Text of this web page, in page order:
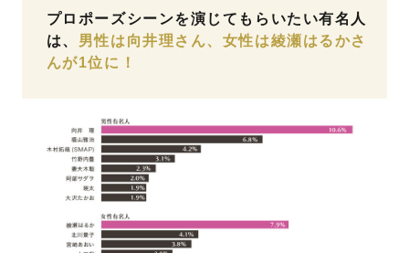
プロポーズシーンを演じてもらいたい有名人
は、 男性は向井理さん、女性は綾瀬はるかさ
んが1位に！